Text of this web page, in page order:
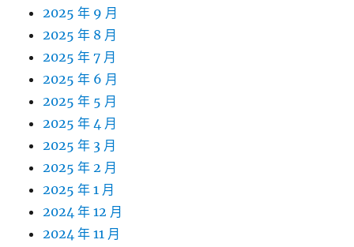
2025 年 9 月
2025 年 8 月
2025 年 7 月
2025 年 6 月
2025 年 5 月
2025 年 4 月
2025 年 3 月
2025 年 2 月
2025 年 1 月
2024 年 12 月
2024 年 11 月